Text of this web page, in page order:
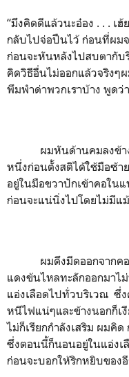
“มึงคิดดีแล้วนะอ๋อง . . . เ
กลับไปจ่อปืนไว้ ก่อนที่ผม
ก่อนจะหันหลังไปสบตากั
คิดวิธีอื่นไม่ออกแล้วจริงๆ
พึมพำด่าพวกเราบ้าง พูดว่
ผมหันด้านคมลงข้างล่า
หนึ่งก่อนตั้งสติได้ใช้มือซ้
อยู่ในมือขวาปักเข้าคอในแ
ก่อนจะแน่นิ่งไปโดยไม่มีแ
ผมดึงมีดออกจากคอเ
แดงข้นไหลทะลักออกมา
แอ่งเลือดไปทั่วบริเวณ ซึ่
หนีไฟแน่ๆและข้างนอกก็เ
ไม่ก็เรียกกำลังเสริม ผมคิ
ซึ่งตอนนี้ก็นอนอยู่ในแอ่ง
ก่อนจะบอกให้ริกหยิบของ